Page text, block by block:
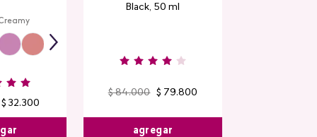
$ 32.300
Black, 50 ml
$ 84.000 $ 79.800
agregar